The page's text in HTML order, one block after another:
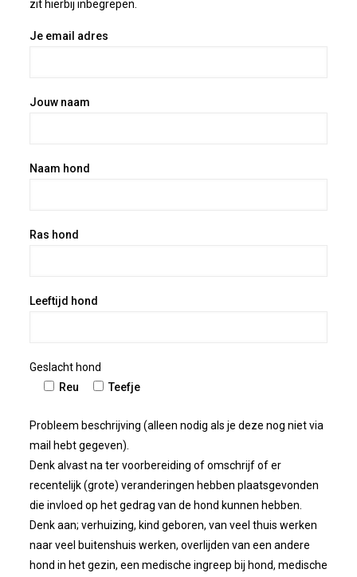
zit hierbij inbegrepen.
Je email adres
Jouw naam
Naam hond
Ras hond
Leeftijd hond
Geslacht hond
Reu
Teefje
Probleem beschrijving (alleen nodig als je deze nog niet via
mail hebt gegeven).
Denk alvast na ter voorbereiding of omschrijf of er
recentelijk (grote) veranderingen hebben plaatsgevonden
die invloed op het gedrag van de hond kunnen hebben.
Denk aan; verhuizing, kind geboren, van veel thuis werken
naar veel buitenshuis werken, overlijden van een andere
hond in het gezin, een medische ingreep bij hond, medische